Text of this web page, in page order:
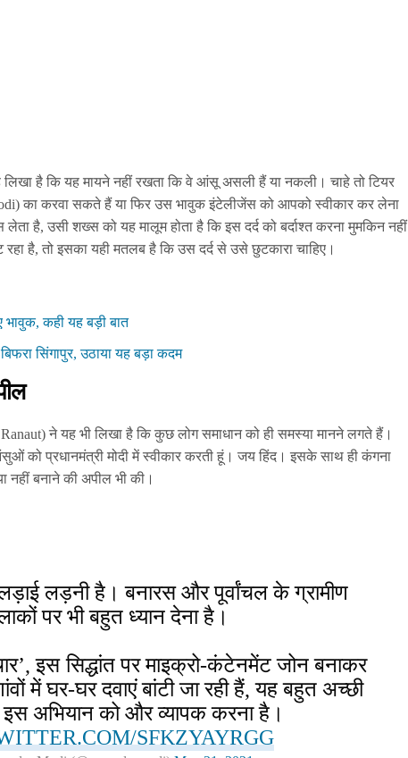
लिखा है कि यह मायने नहीं रखता कि वे आंसू असली हैं या नकली। चाहे तो टियर
का करवा सकते हैं या फिर उस भावुक इंटेलीजेंस को आपको स्वीकार कर लेना
है, उसी शख्स को यह मालूम होता है कि इस दर्द को बर्दाश्त करना मुमकिन नहीं
है, तो इसका यही मतलब है कि उस दर्द से उसे छुटकारा चाहिए।
भावुक, कही यह बड़ी बात
सिंगापुर, उठाया यह बड़ा कदम
ने यह भी लिखा है कि कुछ लोग समाधान को ही समस्या मानने लगते हैं।
को प्रधानमंत्री मोदी में स्वीकार करती हूं। जय हिंद। इसके साथ ही कंगना
नहीं बनाने की अपील भी की।
लड़नी है। बनारस और पूर्वांचल के ग्रामीण
पर भी बहुत ध्यान देना है।
इस सिद्धांत पर माइक्रो-कंटेनमेंट जोन बनाकर
में घर-घर दवाएं बांटी जा रही हैं, यह बहुत अच्छी
अभियान को और व्यापक करना है।
SFKZYAYRGG